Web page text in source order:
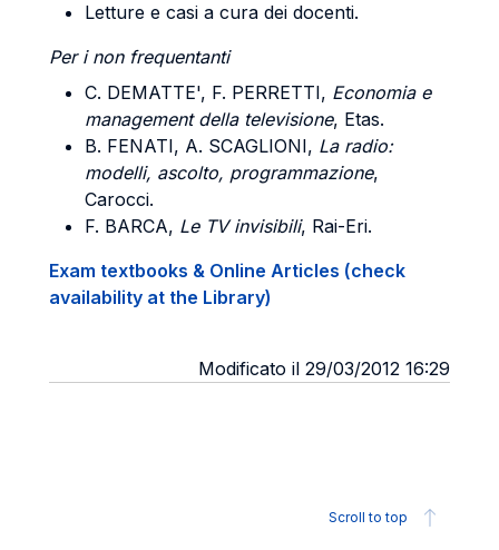
Letture e casi a cura dei docenti.
Per i non frequentanti
C. DEMATTE', F. PERRETTI, Economia e
management della televisione, Etas.
B. FENATI, A. SCAGLIONI, La radio:
modelli, ascolto, programmazione,
Carocci.
F. BARCA, Le TV invisibili, Rai-Eri.
Exam textbooks & Online Articles (check
availability at the Library)
Modificato il 29/03/2012 16:29
Scroll to top